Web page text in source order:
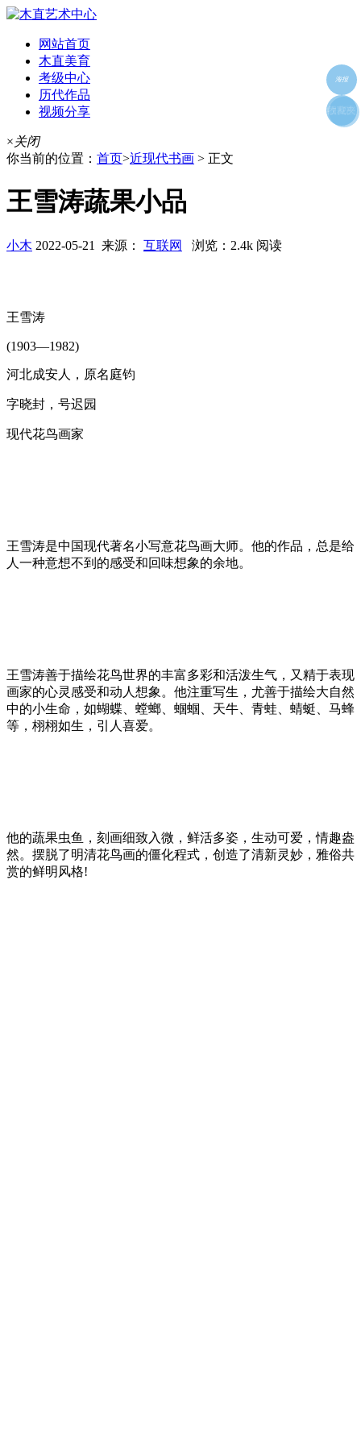
网站首页
木直美育
考级中心
历代作品
视频分享
×关闭
你当前的位置： 首页>近现代书画 > 正文
王雪涛蔬果小品
小木 2022-05-21 来源： 互联网 浏览：2.4k 阅读
王雪涛
(1903—1982)
河北成安人，原名庭钧
字晓封，号迟园
现代花鸟画家
王雪涛是中国现代著名小写意花鸟画大师。他的作品，总是给
人一种意想不到的感受和回味想象的余地。
王雪涛善于描绘花鸟世界的丰富多彩和活泼生气，又精于表现
画家的心灵感受和动人想象。他注重写生，尤善于描绘大自然
中的小生命，如蝴蝶、螳螂、蝈蝈、天牛、青蛙、蜻蜓、马蜂
等，栩栩如生，引人喜爱。
他的蔬果虫鱼，刻画细致入微，鲜活多姿，生动可爱，情趣盎
然。摆脱了明清花鸟画的僵化程式，创造了清新灵妙，雅俗共
赏的鲜明风格!
海报
好友
朋友圈
收藏夹